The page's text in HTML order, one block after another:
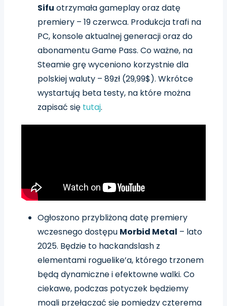
Sifu otrzymała gameplay oraz datę
premiery – 19 czerwca. Produkcja trafi na
PC, konsole aktualnej generacji oraz do
abonamentu Game Pass. Co ważne, na
Steamie grę wyceniono korzystnie dla
polskiej waluty – 89zł (29,99$). Wkrótce
wystartują beta testy, na które można
zapisać się tutaj.
Ogłoszono przybliżoną datę premiery
wczesnego dostępu Morbid Metal – lato
2025. Będzie to hackandslash z
elementami roguelike’a, którego trzonem
będą dynamiczne i efektowne walki. Co
ciekawe, podczas potyczek będziemy
mogli przełączać się pomiędzy czterema